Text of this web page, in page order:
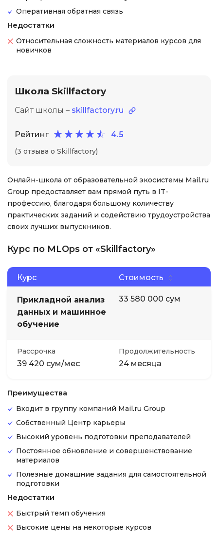
Оперативная обратная связь
Недостатки
Относительная сложность материалов курсов для
новичков
Школа Skillfactory
Сайт школы – skillfactory.ru
Рейтинг 4.5
(3 отзыва о Skillfactory)
Онлайн-школа от образовательной экосистемы Mail.ru
Group предоставляет вам прямой путь в IT-
профессию, благодаря большому количеству
практических заданий и содействию трудоустройства
своих лучших выпускников.
Курс по MLOps от «Skillfactory»
Курс Стоимость
Прикладной анализ
данных и машинное
обучение
33 580 000 сум
Рассрочка
39 420 сум/мес
Продолжительность
24 месяца
Преимущества
Входит в группу компаний Mail.ru Group
Собственный Центр карьеры
Высокий уровень подготовки преподавателей
Постоянное обновление и совершенствование
материалов
Полезные домашние задания для самостоятельной
подготовки
Недостатки
Быстрый темп обучения
Высокие цены на некоторые курсов